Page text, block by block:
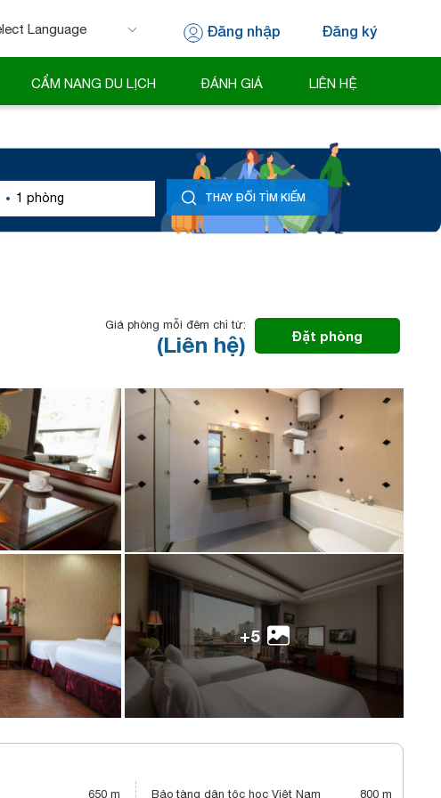
Đăng nhập Đăng ký
CẨM NANG DU LỊCH ĐÁNH GIÁ LIÊN HỆ
· 1 phòng THAY ĐỔI TÌM KIẾM
Giá phòng mỗi đêm chỉ từ:
(Liên hệ) Đặt phòng
+5
650 m Bảo tàng dân tộc học Việt Nam
800 m